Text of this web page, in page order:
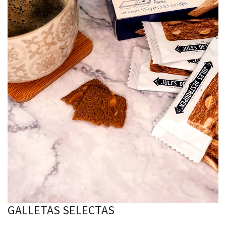
GALLETAS SELECTAS